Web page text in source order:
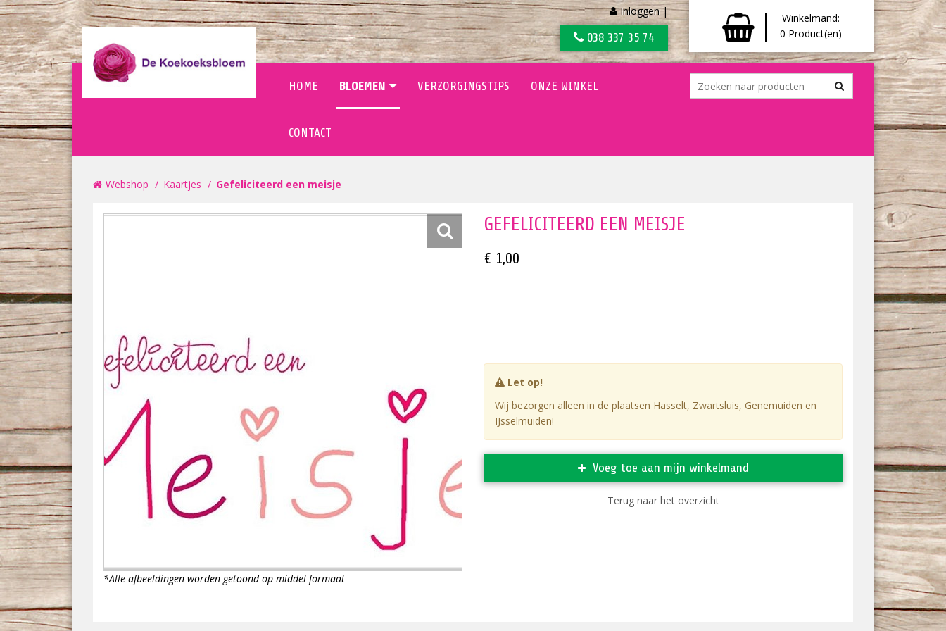
Inloggen |
038 337 35 74
Winkelmand:
0 Product(en)
HOME BLOEMEN VERZORGINGSTIPS ONZE WINKEL
CONTACT
Webshop Kaartjes Gefeliciteerd een meisje
*Alle afbeeldingen worden getoond op middel formaat
GEFELICITEERD EEN MEISJE
€ 1,00
Let op!
Wij bezorgen alleen in de plaatsen Hasselt, Zwartsluis, Genemuiden en
IJsselmuiden!
Voeg toe aan mijn winkelmand
Terug naar het overzicht